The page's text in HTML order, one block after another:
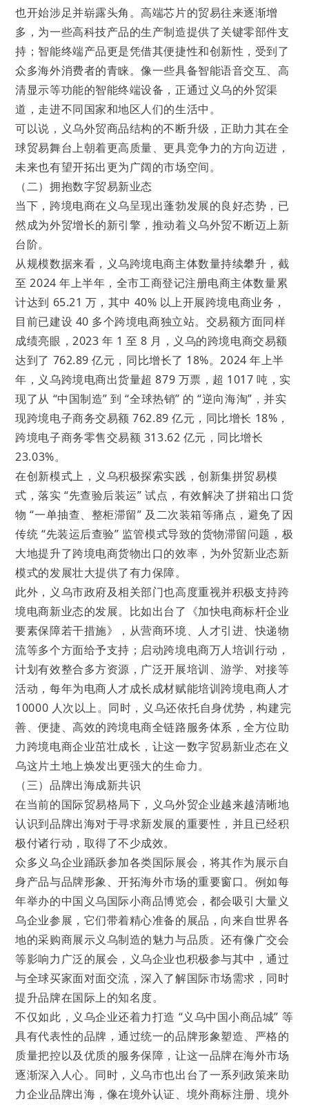
也开始涉足并崭露头角。高端芯片的贸易往来逐渐增
多，为一些高科技产品的生产制造提供了关键零部件支
持；智能终端产品更是凭借其便捷性和创新性，受到了
众多海外消费者的青睐。像一些具备智能语音交互、高
清显示等功能的智能终端设备，正通过义乌的外贸渠
道，走进不同国家和地区人们的生活中。
可以说，义乌外贸商品结构的不断升级，正助力其在全
球贸易舞台上朝着更高质量、更具竞争力的方向迈进，
未来也有望开拓出更为广阔的市场空间。
（二）拥抱数字贸易新业态
当下，跨境电商在义乌呈现出蓬勃发展的良好态势，已
然成为外贸增长的新引擎，推动着义乌外贸不断迈上新
台阶。
从规模数据来看，义乌跨境电商主体数量持续攀升，截
至 2024 年上半年，全市工商登记注册电商主体数量累
计达到 65.21 万，其中 40% 以上开展跨境电商业务，
目前已建设 40 多个跨境电商独立站。交易额方面同样
成绩亮眼，2023 年 1 至 8 月，义乌的跨境电商交易额
达到了 762.89 亿元，同比增长了 18%。2024 年上半
年，义乌跨境电商出货量超 879 万票，超 1017 吨，实
现了从 “中国制造” 到 “全球热销” 的 “逆向海淘”，并实
现跨境电子商务交易额 762.89 亿元，同比增长 18%，
跨境电子商务零售交易额 313.62 亿元，同比增长
23.03%。
在创新模式上，义乌积极探索实践，创新集拼贸易模
式，落实 “先查验后装运” 试点，有效解决了拼箱出口货
物 “一单抽查、整柜滞留” 及二次装箱等痛点，避免了因
传统 “先装运后查验” 监管模式导致的货物滞留问题，极
大地提升了跨境电商货物出口的效率，为外贸新业态新
模式的发展壮大提供了有力保障。
此外，义乌市政府及相关部门也高度重视并积极支持跨
境电商新业态的发展。比如出台了《加快电商标杆企业
要素保障若干措施》，从营商环境、人才引进、快递物
流等多个方面给予支持；启动跨境电商万人培训行动，
计划有效整合多方资源，广泛开展培训、游学、对接等
活动，每年为电商人才成长成材赋能培训跨境电商人才
10000 人次以上。同时，义乌还依托自身优势，构建完
善、便捷、高效的跨境电商全链路服务体系，全方位助
力跨境电商企业茁壮成长，让这一数字贸易新业态在义
乌这片土地上焕发出更强大的生命力。
（三）品牌出海成新共识
在当前的国际贸易格局下，义乌外贸企业越来越清晰地
认识到品牌出海对于寻求新发展的重要性，并且已经积
极付诸行动，取得了不少成效。
众多义乌企业踊跃参加各类国际展会，将其作为展示自
身产品与品牌形象、开拓海外市场的重要窗口。例如每
年举办的中国义乌国际小商品博览会，都会吸引大量义
乌企业参展，它们带着精心准备的展品，向来自世界各
地的采购商展示义乌制造的魅力与品质。还有像广交会
等影响力广泛的展会，义乌企业也积极参与其中，通过
与全球买家面对面交流，深入了解国际市场需求，同时
提升品牌在国际上的知名度。
不仅如此，义乌企业还着力打造 “义乌中国小商品城” 等
具有代表性的品牌，通过统一的品牌形象塑造、严格的
质量把控以及优质的服务保障，让这一品牌在海外市场
逐渐深入人心。同时，义乌市也出台了一系列政策来助
力企业品牌出海，像在境外认证、境外商标注册、境外